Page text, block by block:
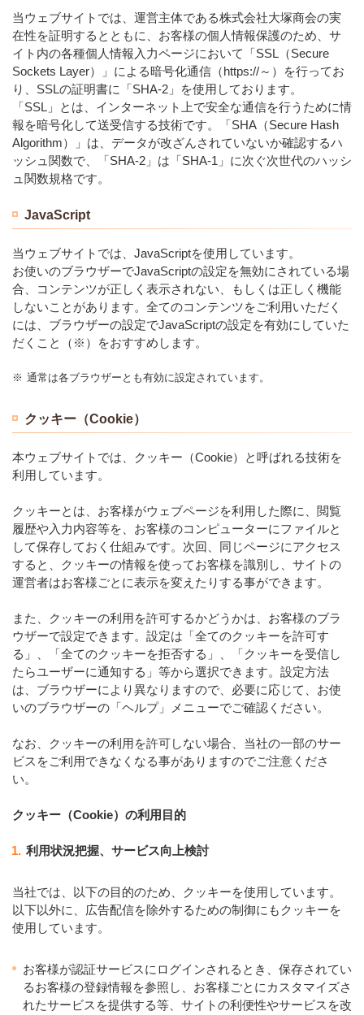
当ウェブサイトでは、運営主体である株式会社大塚商会の実
在性を証明するとともに、お客様の個人情報保護のため、サ
イト内の各種個人情報入力ページにおいて「SSL（Secure
Sockets Layer）」による暗号化通信（https://～）を行ってお
り、SSLの証明書に「SHA-2」を使用しております。
「SSL」とは、インターネット上で安全な通信を行うために情
報を暗号化して送受信する技術です。「SHA（Secure Hash
Algorithm）」は、データが改ざんされていないか確認するハ
ッシュ関数で、「SHA-2」は「SHA-1」に次ぐ次世代のハッシ
ュ関数規格です。
JavaScript
当ウェブサイトでは、JavaScriptを使用しています。
お使いのブラウザーでJavaScriptの設定を無効にされている場
合、コンテンツが正しく表示されない、もしくは正しく機能
しないことがあります。全てのコンテンツをご利用いただく
には、ブラウザーの設定でJavaScriptの設定を有効にしていた
だくこと（※）をおすすめします。
※ 通常は各ブラウザーとも有効に設定されています。
クッキー（Cookie）
本ウェブサイトでは、クッキー（Cookie）と呼ばれる技術を
利用しています。
クッキーとは、お客様がウェブページを利用した際に、閲覧
履歴や入力内容等を、お客様のコンピューターにファイルと
して保存しておく仕組みです。次回、同じページにアクセス
すると、クッキーの情報を使ってお客様を識別し、サイトの
運営者はお客様ごとに表示を変えたりする事ができます。
また、クッキーの利用を許可するかどうかは、お客様のブラ
ウザーで設定できます。設定は「全てのクッキーを許可す
る」、「全てのクッキーを拒否する」、「クッキーを受信し
たらユーザーに通知する」等から選択できます。設定方法
は、ブラウザーにより異なりますので、必要に応じて、お使
いのブラウザーの「ヘルプ」メニューでご確認ください。
なお、クッキーの利用を許可しない場合、当社の一部のサー
ビスをご利用できなくなる事がありますのでご注意くださ
い。
クッキー（Cookie）の利用目的
1. 利用状況把握、サービス向上検討
当社では、以下の目的のため、クッキーを使用しています。
以下以外に、広告配信を除外するための制御にもクッキーを
使用しています。
お客様が認証サービスにログインされるとき、保存されてい
るお客様の登録情報を参照し、お客様ごとにカスタマイズさ
れたサービスを提供する等、サイトの利便性やサービスを改